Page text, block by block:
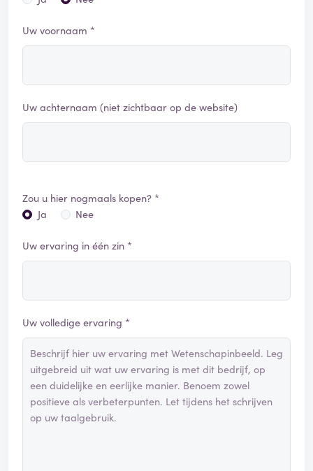
Uw voornaam *
Uw achternaam (niet zichtbaar op de website)
Zou u hier nogmaals kopen? *
Ja
Nee
Uw ervaring in één zin *
Uw volledige ervaring *